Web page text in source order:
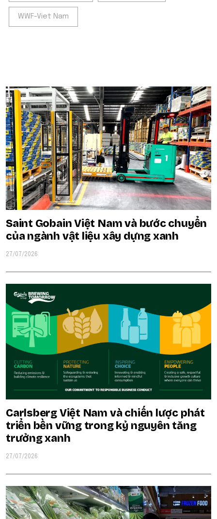
WWF-Viet Nam
Saint Gobain Việt Nam và bước chuyển
của ngành vật liệu xây dựng xanh
27/07/2026
Carlsberg Việt Nam và chiến lược phát
triển bền vững trong kỷ nguyên tăng
trưởng xanh
27/07/2026